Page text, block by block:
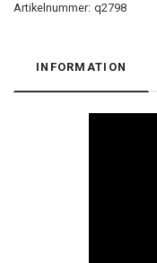
Artikelnummer: q2798
INFORMATION